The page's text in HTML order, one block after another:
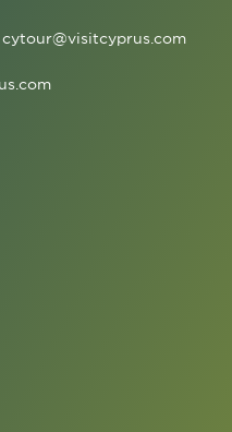
cytour@visitcyprus.com